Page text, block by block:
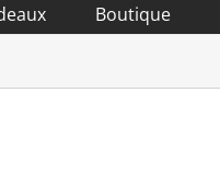
Boutique